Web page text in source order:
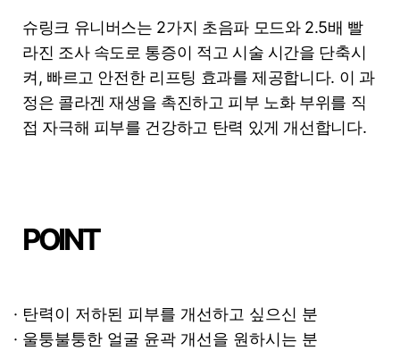
슈링크 유니버스는 2가지 초음파 모드와 2.5배 빨
라진 조사 속도로 통증이 적고 시술 시간을 단축시
켜, 빠르고 안전한 리프팅 효과를 제공합니다. 이 과
정은 콜라겐 재생을 촉진하고 피부 노화 부위를 직
접 자극해 피부를 건강하고 탄력 있게 개선합니다.
POINT
· 탄력이 저하된 피부를 개선하고 싶으신 분
· 울퉁불퉁한 얼굴 윤곽 개선을 원하시는 분